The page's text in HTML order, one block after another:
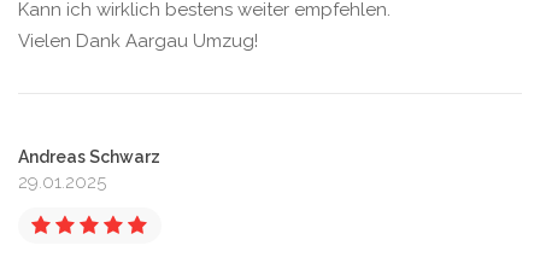
Kann ich wirklich bestens weiter empfehlen.
Vielen Dank Aargau Umzug!
Andreas Schwarz
29.01.2025